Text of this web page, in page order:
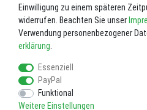
Wunschliste
* inkl. ges. MwSt. zzgl. Versandkosten
Einwilligung zu einem späteren
widerrufen. Beachten Sie unser
Verwendung personenbezogener
erklärung
Essenziell
PayPal
Funktional
Weitere Einstellungen